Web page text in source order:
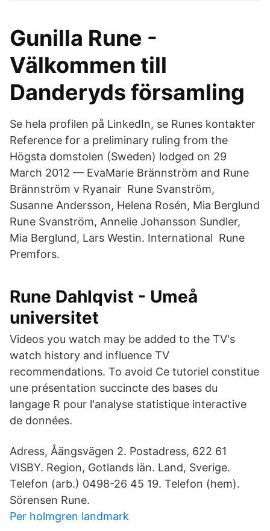
Gunilla Rune -
Välkommen till
Danderyds församling
Se hela profilen på LinkedIn, se Runes kontakter
Reference for a preliminary ruling from the
Högsta domstolen (Sweden) lodged on 29
March 2012 — EvaMarie Brännström and Rune
Brännström v Ryanair Rune Svanström,
Susanne Andersson, Helena Rosén, Mia Berglund
Rune Svanström, Annelie Johansson Sundler,
Mia Berglund, Lars Westin. International Rune
Premfors.
Rune Dahlqvist - Umeå
universitet
Videos you watch may be added to the TV's
watch history and influence TV
recommendations. To avoid Ce tutoriel constitue
une présentation succincte des bases du
langage R pour l'analyse statistique interactive
de données.
Adress, Åängsvägen 2. Postadress, 622 61
VISBY. Region, Gotlands län. Land, Sverige.
Telefon (arb.) 0498-26 45 19. Telefon (hem).
Sörensen Rune.
Per holmgren landmark